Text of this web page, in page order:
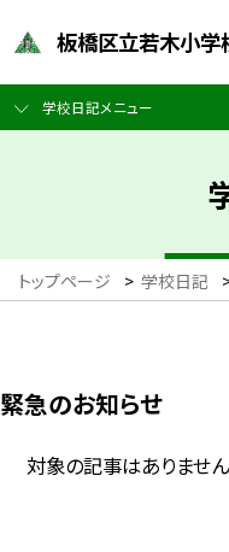
板橋区立若木小学
学校日記メニュー
トップページ > 学校日記
緊急のお知らせ
対象の記事はありません